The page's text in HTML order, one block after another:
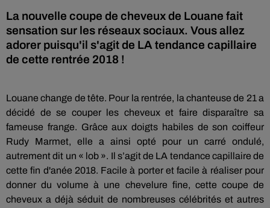
La nouvelle coupe de cheveux de Louane fait
sensation sur les réseaux sociaux. Vous allez
adorer puisqu'il s'agit de LA tendance capillaire
de cette rentrée 2018 !
Louane change de tête. Pour la rentrée, la chanteuse de 21 a
décidé de se couper les cheveux et faire disparaître sa
fameuse frange. Grâce aux doigts habiles de son coiffeur
Rudy
Marmet, elle a ainsi opté pour un carré ondulé,
autrement dit un « lob ». Il s’agit de LA tendance capillaire de
cette fin d'anée 2018. Facile à porter et facile à réaliser pour
donner du volume à une chevelure fine, cette coupe de
cheveux a déjà séduit de nombreuses célébrités et autres